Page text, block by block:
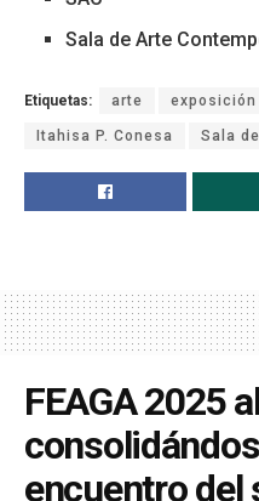
Sala de Arte
Etiquetas: arte exposición
Itahisa P. Conesa Sala
FEAGA 2025
encuentro